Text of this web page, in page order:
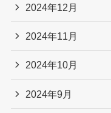
2024年12月
2024年11月
2024年10月
2024年9月